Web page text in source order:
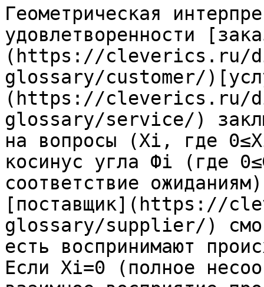
Геометрическая
удовлетворенности
(https://cleverics.ru/
glossary/customer/
(https://cleverics.ru/
glossary/service/)
на вопросы (Xi, где
косинус угла Фi (где
соответствие
[поставщик](https://
glossary/supplier/)
есть воспринимают
Если Xi=0 (полное